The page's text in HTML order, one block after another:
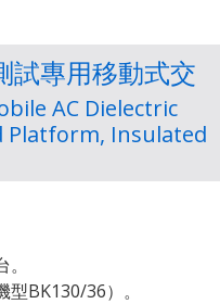
專用移動式交
AC Dielectric
Platform, Insulated
BK130/36）。